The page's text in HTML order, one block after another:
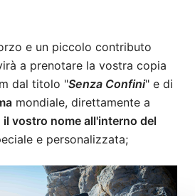
e un piccolo contributo
a prenotare la vostra copia
dal titolo "Senza Confini" e di
mondiale, direttamente a
il vostro nome all'interno del
e personalizzata;